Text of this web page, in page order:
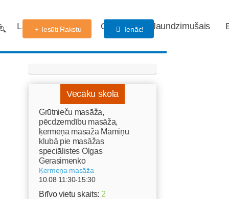
Labdarības fonds Gaidības Jaundzimušais
Iesūti Rakstu Ienāc!
Vecāku skola
Grūtnieču masāža,
pēcdzemdību masāža,
ķermeņa masāža Māmiņu
klubā pie masāžas
speciālistes Olgas
Gerasimenko
Ķermeņa masāža
10.08 11:30-15:30
Brīvo vietu skaits: 2